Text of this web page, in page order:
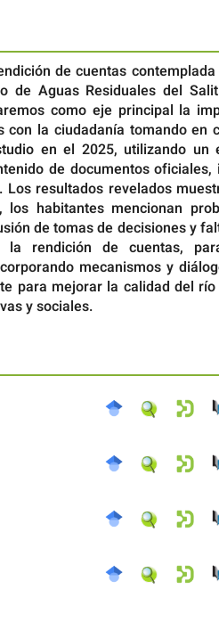
de cuentas
de Aguas Residuales del
como eje principal la
con la ciudadanía tomando en
en el 2025, utilizando un
de documentos
Los resultados revelados
habitantes mencionan
de tomas de decisiones y
la rendición de cuentas,
mecanismos y
para mejorar la calidad del
y sociales.